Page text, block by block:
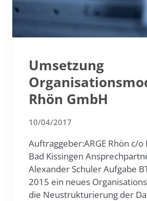
Umsetzung
Rhön GmbH
10/04/2017
Auftraggeber:ARGE Rhön c/o
Bad Kissingen
Alexander Schuler Aufgabe
2015 ein neues
die Neustrukturierung der